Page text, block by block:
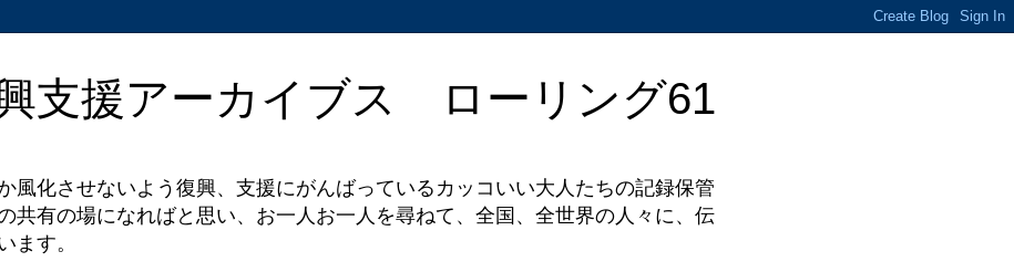
支援アーカイブス ローリング61
風化させないよう復興、支援にがんばっているカッコいい大人たちの記録保管
共有の場になればと思い、お一人お一人を尋ねて、全国、全世界の人々に、伝
ます。